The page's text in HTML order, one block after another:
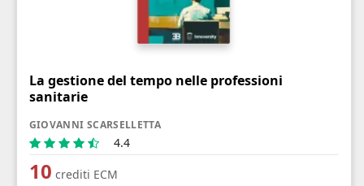
La gestione del tempo nelle professioni
sanitarie
GIOVANNI SCARSELLETTA
4.4
10 crediti ECM